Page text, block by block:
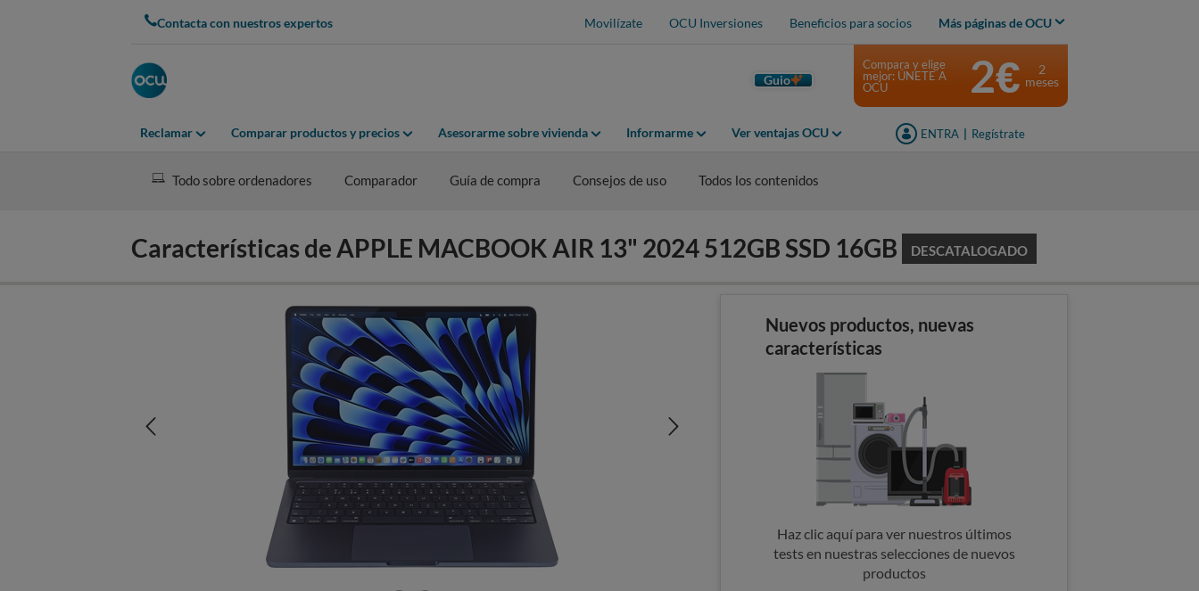
Contacta con nuestros expertos Movilízate OCU Inversiones Beneficios para socios Más páginas de OCU
Guio
Reclamar Comparar productos y precios Asesorarme sobre vivienda Informarme Ver ventajas OCU ENTRA Regístrate
Compara y elige
mejor: ÚNETE A
OCU
2€
2
meses
Todo sobre ordenadores Comparador Guía de compra Consejos de uso Todos los contenidos
Características de APPLE MACBOOK AIR 13" 2024 512GB SSD 16GB DESCATALOGADO
Nuevos productos, nuevas
características
Haz clic aquí para ver nuestros últimos
tests en nuestras selecciones de nuevos
productos